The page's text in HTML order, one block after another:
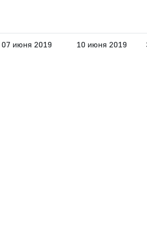
07 июня 2019 10 июня 2019